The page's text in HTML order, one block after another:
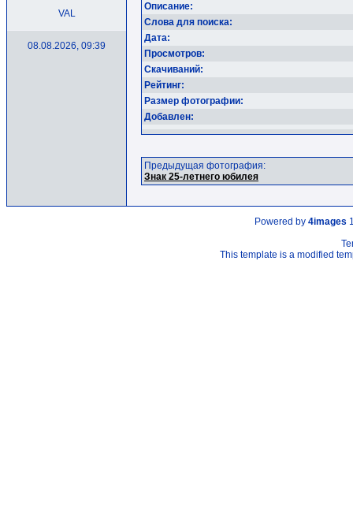
VAL
08.08.2026, 09:39
Описание:
Слова для поиска:
Дата:
Просмотров:
Скачиваний:
Рейтинг:
Размер фотографии:
Добавлен:
Предыдущая фотография:
Знак 25-летнего юбилея
Powered by 4images
This template is a modified